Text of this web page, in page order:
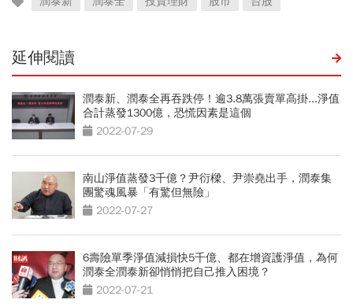
延伸閱讀
潤泰新、潤泰全再吞跌停！逾3.8萬張賣單高掛...淨值
合計蒸發1300億，恐慌因素是這個
2022-07-29
南山淨值蒸發3千億？尹衍樑、尹崇堯出手，潤泰集
團驚魂風暴「有驚但無險」
2022-07-27
6壽險單季淨值減損快5千億、都在增資護淨值，為何
潤泰全潤泰新卻悄悄把自己推入困境？
2022-07-21